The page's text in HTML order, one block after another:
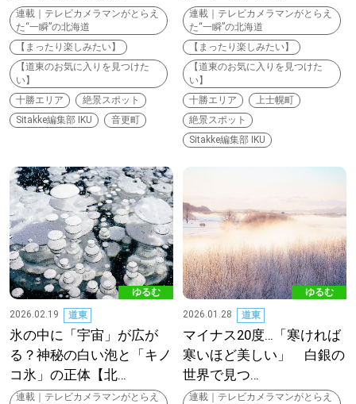
連載｜テレビカメラマンがとらえ
た“一瞬”の北海道
【まったり楽しみたい】
【道東のお気に入りを見つけた
い】
十勝エリア
絶景スポット
Sitakke編集部 IKU
音更町
連載｜テレビカメラマンがとらえ
た“一瞬”の北海道
【まったり楽しみたい】
【道東のお気に入りを見つけた
い】
十勝エリア
上士幌町
絶景スポット
Sitakke編集部 IKU
ゆるむ
2026.02.19
道東
氷の中に「宇宙」が広が
る？神秘の白い泡と「キノ
コ氷」の正体【北…
連載｜テレビカメラマンがとらえ
ゆるむ
2026.01.28
道東
マイナス20度…「寒ければ
寒いほど美しい」 白銀の
世界で見つ…
連載｜テレビカメラマンがとらえ